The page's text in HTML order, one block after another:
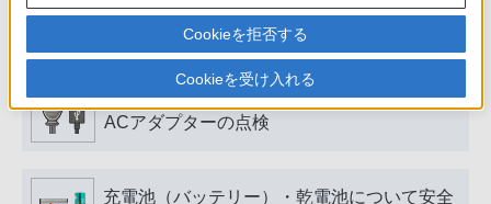
愛情点検のおすすめ
電源プラグ・コード、USB端子・ケーブル、
ACアダプターの点検
充電池（バッテリー）・乾電池について安全
Cookieを拒否する
Cookieを受け入れる